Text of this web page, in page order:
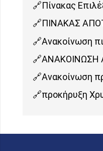
Πίνακας
ΠΙΝΑΚΑΣ
Ανακοίνωση
ΑΝΑΚΟΙΝΩΣΗ
Ανακοίνωση
προκήρυξη